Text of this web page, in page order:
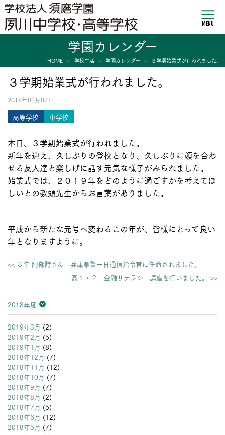
MENU
学園カレンダー
HOME 学校生活 学園カレンダー ３学期始業式が行われました。
３学期始業式が行われました。
2019年01月07日
高等学校 中学校
本日、３学期始業式が行われました。
新年を迎え、久しぶりの登校となり、久しぶりに顔を合わ
せる友人達と楽しげに話す元気な様子がみられました。
始業式では、２０１９年をどのように過ごすかを考えてほ
しいとの教頭先生からお言葉がありました。
平成から新たな元号へ変わるこの年が、皆様にとって良い
年となりますように。
<< ３年 阿部詩さん 兵庫県警一日通信指令官に任命されました。
高１・２ 金融リテラシー講座を行いました。 >>
2018年度
2026年度
2025年度
2024年度
2023年度
2022年度
2021年度
2020年度
2019年度
2018年度
2017年度
2016年度
2015年度
2014年度
2013年度
2019年3月 (2)
2019年2月 (5)
2019年1月 (8)
2018年12月 (7)
2018年11月 (12)
2018年10月 (7)
2018年9月 (7)
2018年8月 (2)
2018年7月 (5)
2018年6月 (12)
2018年5月 (7)